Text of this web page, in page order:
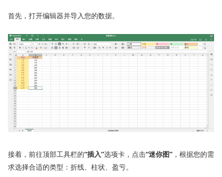
首先，打开编辑器并导入您的数据。
接着，前往顶部工具栏的“插入”选项卡，点击“迷你图” ，根据您的需
求选择合适的类型：折线、柱状、盈亏。